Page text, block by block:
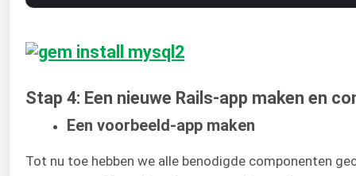
Stap 4: Een nieuwe Rails-app maken en
Een voorbeeld-app maken
Tot nu toe hebben we alle benodigde componenten